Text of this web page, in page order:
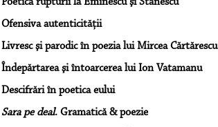
Ofensiva autenticităţii
Livresc şi parodic în poezia lui Mircea Cărtărescu
Îndepărtarea şi întoarcerea lui Ion Vatamanu
Descifrări în poetica eului
Sara pe deal. Gramatică & poezie